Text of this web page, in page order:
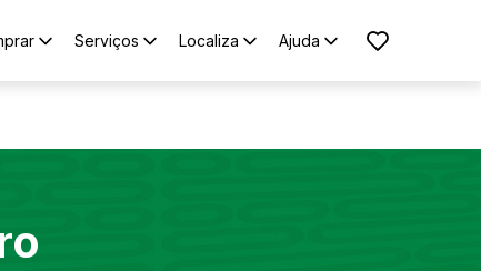
Serviços Localiza Ajuda